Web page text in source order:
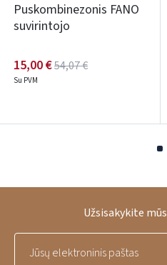
Puskombinezonis FANO
suvirintojo
15,00 €54,07 €
Su PVM
Užsisakykite